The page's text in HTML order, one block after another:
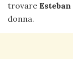
trovare Esteban
donna.